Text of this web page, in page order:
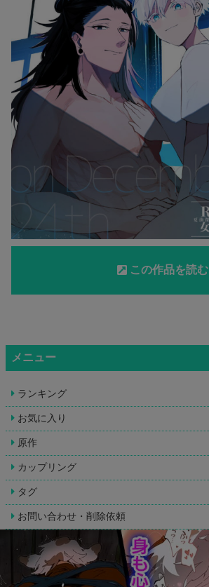
この作品を読む
メニュー
ランキング
お気に入り
原作
カップリング
タグ
お問い合わせ・削除依頼